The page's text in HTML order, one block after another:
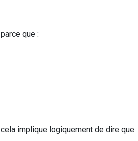
parce que :
cela implique logiquement de dire que :